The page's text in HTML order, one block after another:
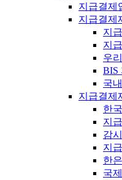
지급결제
지급결제
지
지
우
BIS
국
지급결제
한
지
감
지
한
국